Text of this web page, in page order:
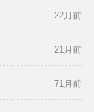
22月前
21月前
71月前